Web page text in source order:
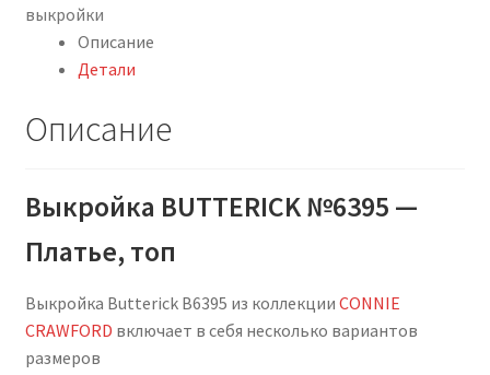
выкройки
Описание
Детали
Описание
Выкройка BUTTERICK №6395 —
Платье, топ
Выкройка Butterick B6395 из коллекции CONNIE
CRAWFORD включает в себя несколько вариантов
размеров